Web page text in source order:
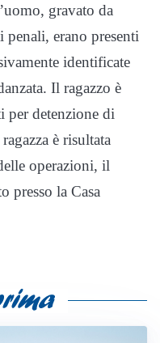
gravato da
erano presenti
identificate
Il ragazzo è
per detenzione di
è risultata
operazioni, il
presso la Casa